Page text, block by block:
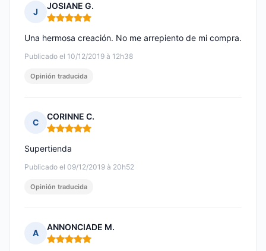
J
JOSIANE G.
Nota: 5 de 5
Publicado el 10/12/2019 à 12h38
Una hermosa creación. No me arrepiento de mi compra.
Opinión traducida
C
CORINNE C.
Nota: 5 de 5
Publicado el 09/12/2019 à 20h52
Supertienda
Opinión traducida
A
ANNONCIADE M.
Nota: 5 de 5